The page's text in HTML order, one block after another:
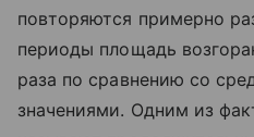
повторяются примерно
периоды площадь
раза по сравнению со
значениями. Одним из